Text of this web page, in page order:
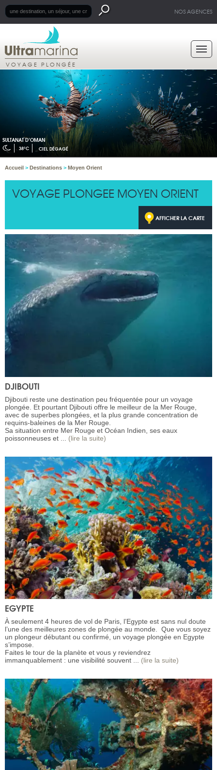
NOS AGENCES
VOYAGE PLONGÉE
SULTANAT D’OMAN
38°C CIEL DÉGAGÉ
Accueil > Destinations > Moyen Orient
VOYAGE PLONGEE MOYEN ORIENT
AFFICHER LA CARTE
DJIBOUTI
Djibouti reste une destination peu fréquentée pour un voyage
plongée. Et pourtant Djibouti offre le meilleur de la Mer Rouge,
avec de superbes plongées, et la plus grande concentration de
requins-baleines de la Mer Rouge.
Sa situation entre Mer Rouge et Océan Indien, ses eaux
poissonneuses et ... (lire la suite)
EGYPTE
À seulement 4 heures de vol de Paris, l’Egypte est sans nul doute
l’une des meilleures zones de plongée au monde. Que vous soyez
un plongeur débutant ou confirmé, un voyage plongée en Egypte
s’impose.
Faites le tour de la planète et vous y reviendrez
immanquablement : une visibilité souvent ... (lire la suite)